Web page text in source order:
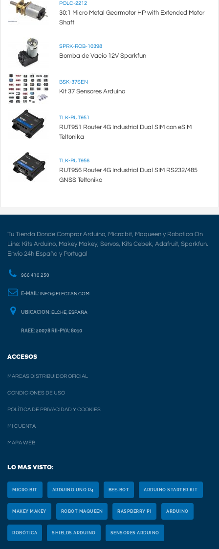
POLC-2212
30:1 Micro Metal Gearmotor HP with Extended Motor
Shaft
SPRK-ROB-10398
Bomba de Vacío 12V Sparkfun
BSK-37SEN
Kit 37 Sensores Arduino
TLK-RUT951
RUT951 Router 4G Industrial Dual SIM con eSIM
Teltonika
TLK-RUT956
RUT956 Router 4G Industrial Dual SIM RS232/485
GNSS Teltonika
Tu Tienda Donde Comprar Arduino, Micro:bit, Maqueen y Robotica On
Line: Kits Arduino, Makey Makey, Servos, Kits Cebek, Adafruit, Sparkfun.
Envio 24h España y Portugal
966 410 250
E-MAIL: INFO@ELECTAN.COM
UBICACION: ELCHE, ESPAÑA
RAEE: 20078 RII-PYA: 8010
ACCESOS
MARCAS DISTRIBUIDOR OFICIAL
CONDICIONES DE USO
POLÍTICA DE PRIVACIDAD Y COOKIES
MI CUENTA
MAPA WEB
LO MAS VISTO:
MICRO:BIT ARDUINO UNO R4 BEE-BOT ARDUINO STARTER KIT
MAKEY MAKEY ROBOT MAQUEEN RASPBERRY PI ARDUINO
ROBÓTICA SHIELDS ARDUINO SENSORES ARDUINO